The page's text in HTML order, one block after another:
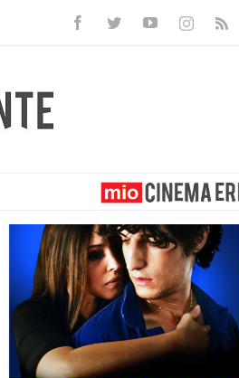
FacebookTwitterYoutubeInstagramRss